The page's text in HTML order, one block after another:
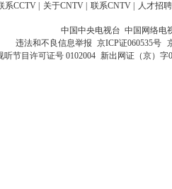
系CCTV 关于CNTV 联系CNTV 人才招聘
中国中央电视台 中国网络电
违法和不良信息举报 京ICP证060535号
听节目许可证号 0102004 新出网证（京）